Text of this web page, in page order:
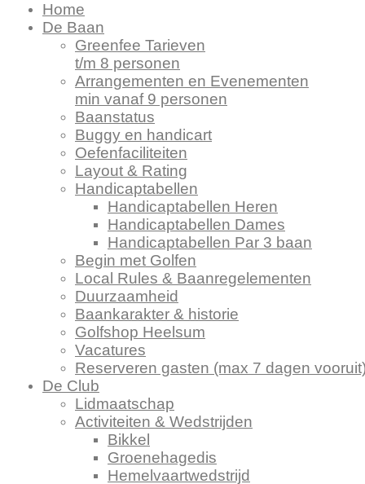
Home
De Baan
Greenfee Tarieven
t/m 8 personen
Arrangementen en Evenementen
min vanaf 9 personen
Baanstatus
Buggy en handicart
Oefenfaciliteiten
Layout & Rating
Handicaptabellen
Handicaptabellen Heren
Handicaptabellen Dames
Handicaptabellen Par 3 baan
Begin met Golfen
Local Rules & Baanregelementen
Duurzaamheid
Baankarakter & historie
Golfshop Heelsum
Vacatures
Reserveren gasten (max 7 dagen
De Club
Lidmaatschap
Activiteiten & Wedstrijden
Bikkel
Groenehagedis
Hemelvaartwedstrijd